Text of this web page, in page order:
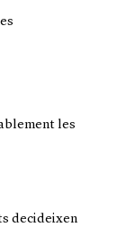
les
decideixen